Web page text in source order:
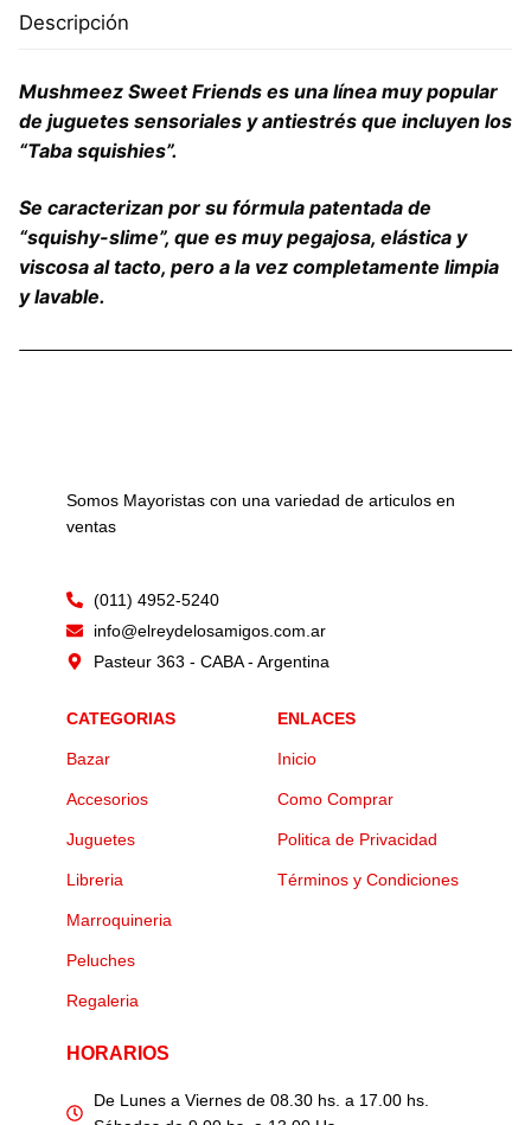
Descripción
Mushmeez Sweet Friends es una línea muy popular
de juguetes sensoriales y antiestrés que incluyen los
“Taba squishies”.
Se caracterizan por su fórmula patentada de
“squishy-slime”, que es muy pegajosa, elástica y
viscosa al tacto, pero a la vez completamente limpia
y lavable.
Somos Mayoristas con una variedad de articulos en
ventas
(011) 4952-5240
info@elreydelosamigos.com.ar
Pasteur 363 - CABA - Argentina
CATEGORIAS
Bazar
Accesorios
Juguetes
Libreria
Marroquineria
Peluches
Regaleria
ENLACES
Inicio
Como Comprar
Politica de Privacidad
Términos y Condiciones
HORARIOS
De Lunes a Viernes de 08.30 hs. a 17.00 hs.